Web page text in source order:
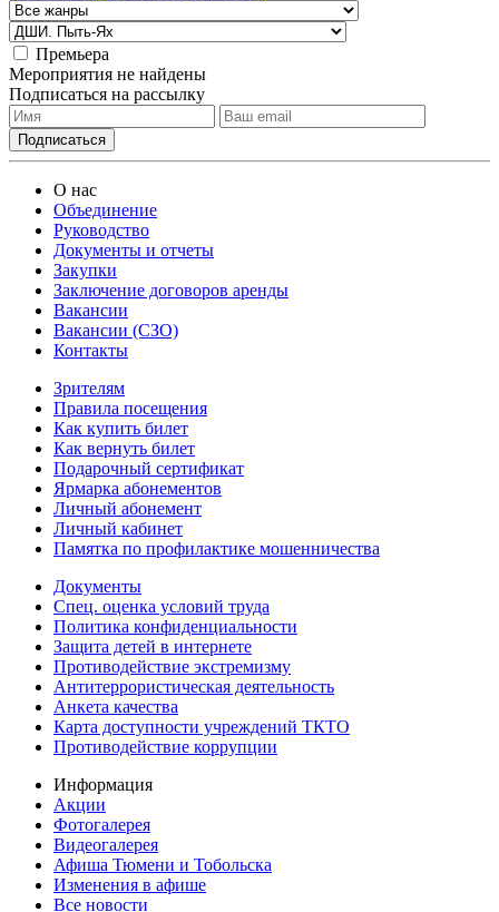
Премьера
Мероприятия не найдены
Подписаться на рассылку
О нас
Объединение
Руководство
Документы и отчеты
Закупки
Заключение договоров аренды
Вакансии
Вакансии (СЗО)
Контакты
Зрителям
Правила посещения
Как купить билет
Как вернуть билет
Подарочный сертификат
Ярмарка абонементов
Личный абонемент
Личный кабинет
Памятка по профилактике мошенничества
Документы
Спец. оценка условий труда
Политика конфиденциальности
Защита детей в интернете
Противодействие экстремизму
Антитеррористическая деятельность
Анкета качества
Карта доступности учреждений ТКТО
Противодействие коррупции
Информация
Акции
Фотогалерея
Видеогалерея
Афиша Тюмени и Тобольска
Изменения в афише
Все новости